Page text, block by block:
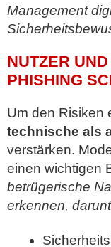
Management
NUTZER
PHISHING
Um den Risiken
technische als
verstärken.
einen wichtigen
betrügerische
erkennen,